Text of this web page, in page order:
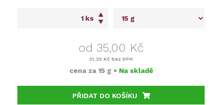
ks
od 35,00 Kč
31,25 Kč bez DPH
cena za 15 g • Na skladě
PŘIDAT DO KOŠÍKU